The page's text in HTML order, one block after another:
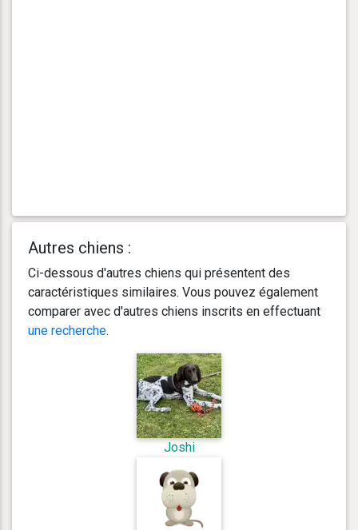
Autres chiens :
Ci-dessous d'autres chiens qui présentent des
caractéristiques similaires. Vous pouvez également
comparer avec d'autres chiens inscrits en effectuant
une recherche.
Joshi